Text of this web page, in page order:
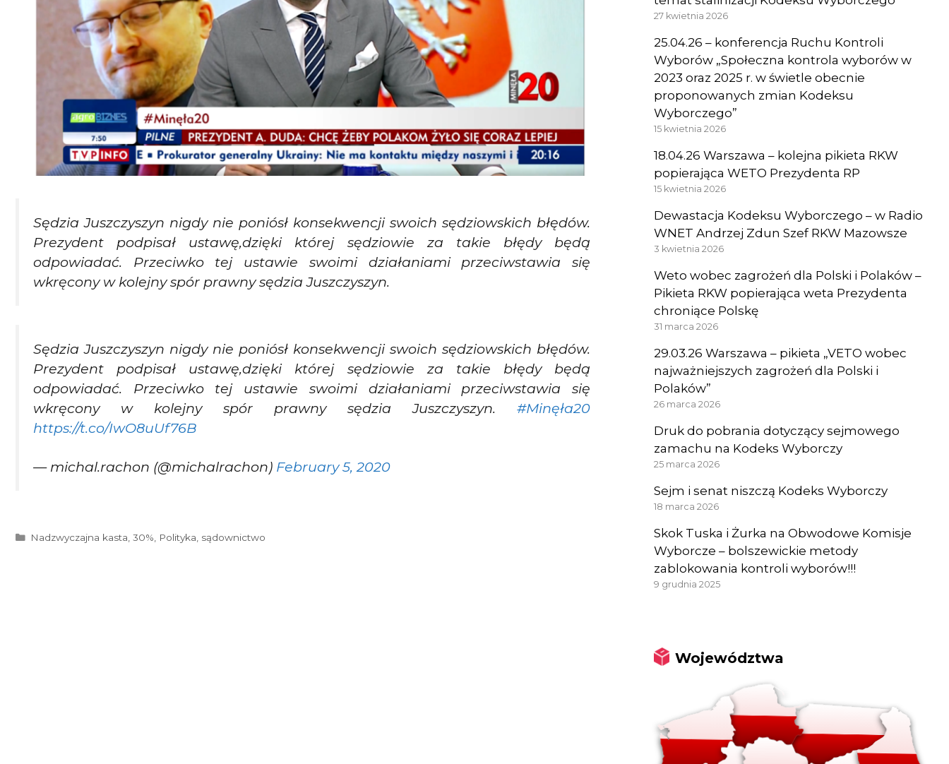
Sędzia Juszczyszyn nigdy nie poniósł konsekwencji swoich sędziowskich błędów.
Prezydent podpisał ustawę,dzięki której sędziowie za takie błędy będą
odpowiadać. Przeciwko tej ustawie swoimi działaniami przeciwstawia się
wkręcony w kolejny spór prawny sędzia Juszczyszyn.
Sędzia Juszczyszyn nigdy nie poniósł konsekwencji swoich sędziowskich błędów.
Prezydent podpisał ustawę,dzięki której sędziowie za takie błędy będą
odpowiadać. Przeciwko tej ustawie swoimi działaniami przeciwstawia się
wkręcony w kolejny spór prawny sędzia Juszczyszyn. #Minęła20
https://t.co/IwO8uUf76B
— michal.rachon (@michalrachon) February 5, 2020
Kategorie
Nadzwyczajna kasta ,30% Polityka sądownictwo
27 kwietnia 2026
25.04.26 – konferencja Ruchu Kontroli
Wyborów „Społeczna kontrola wyborów w
2023 oraz 2025 r. w świetle obecnie
proponowanych zmian Kodeksu
Wyborczego”
15 kwietnia 2026
18.04.26 Warszawa – kolejna pikieta RKW
popierająca WETO Prezydenta RP
15 kwietnia 2026
Dewastacja Kodeksu Wyborczego – w Radio
WNET Andrzej Zdun Szef RKW Mazowsze
3 kwietnia 2026
Weto wobec zagrożeń dla Polski i Polaków –
Pikieta RKW popierająca weta Prezydenta
chroniące Polskę
31 marca 2026
29.03.26 Warszawa – pikieta „VETO wobec
najważniejszych zagrożeń dla Polski i
Polaków”
26 marca 2026
Druk do pobrania dotyczący sejmowego
zamachu na Kodeks Wyborczy
25 marca 2026
Sejm i senat niszczą Kodeks Wyborczy
18 marca 2026
Skok Tuska i Żurka na Obwodowe Komisje
Wyborcze – bolszewickie metody
zablokowania kontroli wyborów!!!
9 grudnia 2025
Województwa